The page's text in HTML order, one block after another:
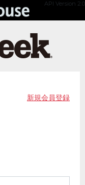
API Version 2.0
新規会員登録